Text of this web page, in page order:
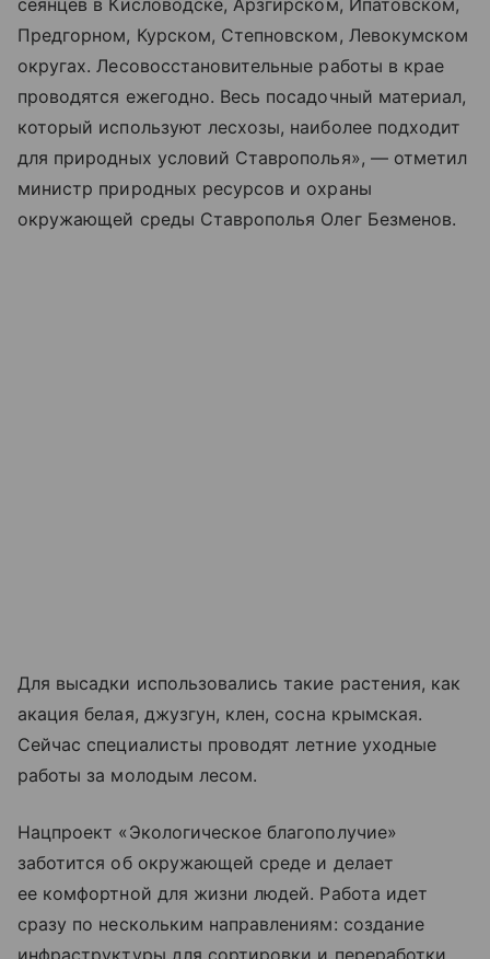
сеянцев в Кисловодске, Арзгирском, Ипатовском,
Предгорном, Курском, Степновском, Левокумском
округах. Лесовосстановительные работы в крае
проводятся ежегодно. Весь посадочный материал,
который используют лесхозы, наиболее подходит
для природных условий Ставрополья», — отметил
министр природных ресурсов и охраны
окружающей среды Ставрополья Олег Безменов.
Для высадки использовались такие растения, как
акация белая, джузгун, клен, сосна крымская.
Сейчас специалисты проводят летние уходные
работы за молодым лесом.
Нацпроект «Экологическое благополучие»
заботится об окружающей среде и делает
ее комфортной для жизни людей. Работа идет
сразу по нескольким направлениям: создание
инфраструктуры для сортировки и переработки